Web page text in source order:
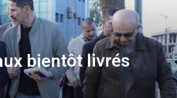
bientôt livrés